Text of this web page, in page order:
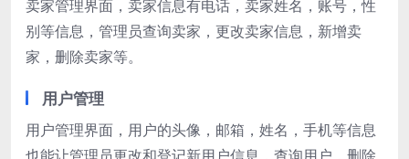
卖家管理界面，卖家信息有电话，卖家姓名，账号，性
别等信息，管理员查询卖家，更改卖家信息，新增卖
家，删除卖家等。
用户管理
用户管理界面，用户的头像，邮箱，姓名，手机等信息